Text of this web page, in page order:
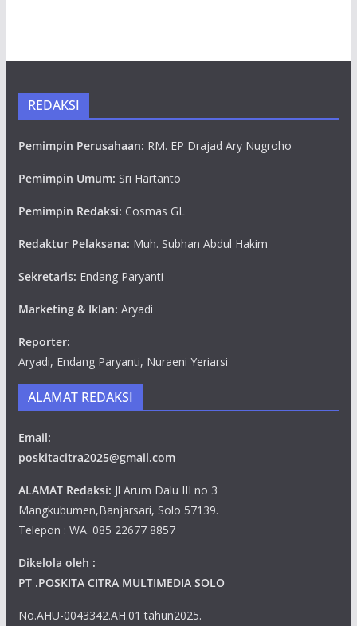
REDAKSI
Pemimpin Perusahaan: RM. EP Drajad Ary Nugroho
Pemimpin Umum: Sri Hartanto
Pemimpin Redaksi: Cosmas GL
Redaktur Pelaksana: Muh. Subhan Abdul Hakim
Sekretaris: Endang Paryanti
Marketing & Iklan: Aryadi
Reporter:
Aryadi, Endang Paryanti, Nuraeni Yeriarsi
ALAMAT REDAKSI
Email:
poskitacitra2025@gmail.com
ALAMAT Redaksi: Jl Arum Dalu III no 3
Mangkubumen,Banjarsari, Solo 57139.
Telepon : WA. 085 22677 8857
Dikelola oleh :
PT .POSKITA CITRA MULTIMEDIA SOLO
No.AHU-0043342.AH.01 tahun2025.